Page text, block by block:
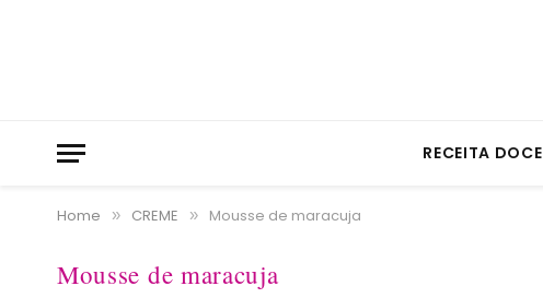
RECEITA DOCE
Home » CREME » Mousse de maracuja
Mousse de maracuja